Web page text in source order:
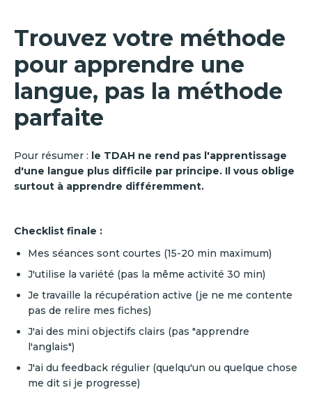
Trouvez votre méthode
pour apprendre une
langue, pas la méthode
parfaite
Pour résumer : le TDAH ne rend pas l'apprentissage
d'une langue plus difficile par principe. Il vous oblige
surtout à apprendre différemment.
Checklist finale :
Mes séances sont courtes (15-20 min maximum)
J'utilise la variété (pas la même activité 30 min)
Je travaille la récupération active (je ne me contente
pas de relire mes fiches)
J'ai des mini objectifs clairs (pas "apprendre
l'anglais")
J'ai du feedback régulier (quelqu'un ou quelque chose
me dit si je progresse)